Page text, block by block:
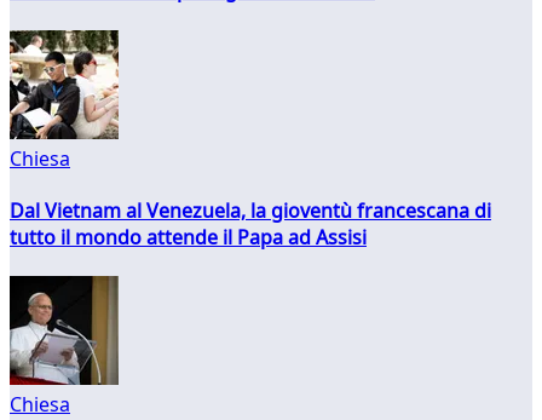
Chiesa
Dal Vietnam al Venezuela, la gioventù francescana di
tutto il mondo attende il Papa ad Assisi
Chiesa